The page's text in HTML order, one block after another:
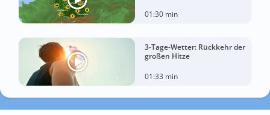
01:30 min
3-Tage-Wetter: Rückkehr der
großen Hitze
01:33 min